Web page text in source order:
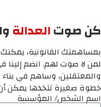
كن صوتالعدالة
بمساهمتك القانونية،
لمن لا صوت لهم. انضم إلينا
والمعتقلين، وساهم في
خطوة صغيرة تتخذها يمكن أن
اسم الشخص/ المؤسسة